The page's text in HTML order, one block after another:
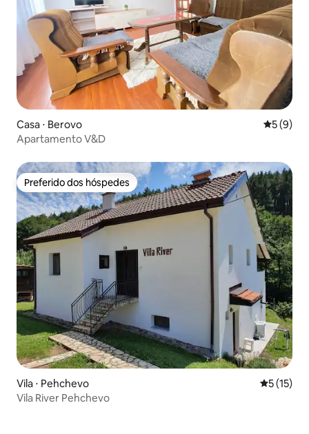
Casa ⋅ Berovo 5 de
5 (9)
Apartamento V&D
Preferido dos hóspedes
Preferido dos hóspedes
Vila ⋅ Pehchevo 5 de uma
5 (15)
Vila River Pehchevo